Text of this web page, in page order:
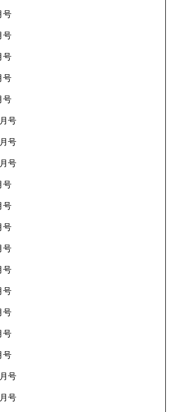
号
号
号
号
号
号
号
号
号
号
号
号
号
号
号
号
号
号
号